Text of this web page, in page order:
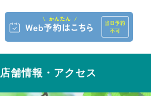
店舗情報・アクセス